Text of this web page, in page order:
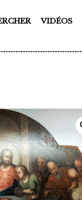
VIDÉOS